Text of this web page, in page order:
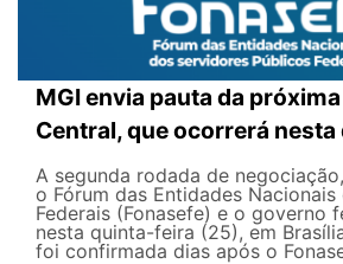
MGI envia pauta da
Central, que ocorrerá
A segunda rodada de
o Fórum das Entidades
Federais (Fonasefe) e o governo
nesta quinta-feira (25), em
foi confirmada dias após o